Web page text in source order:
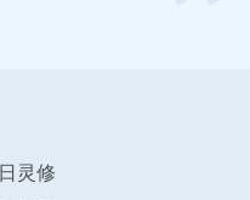
在神的手中掌握。我
，神都在看顾保守着
灵修